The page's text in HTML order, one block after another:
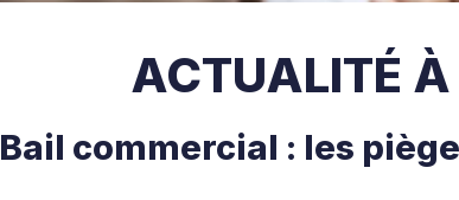
ACTUALITÉ À
Bail commercial : les